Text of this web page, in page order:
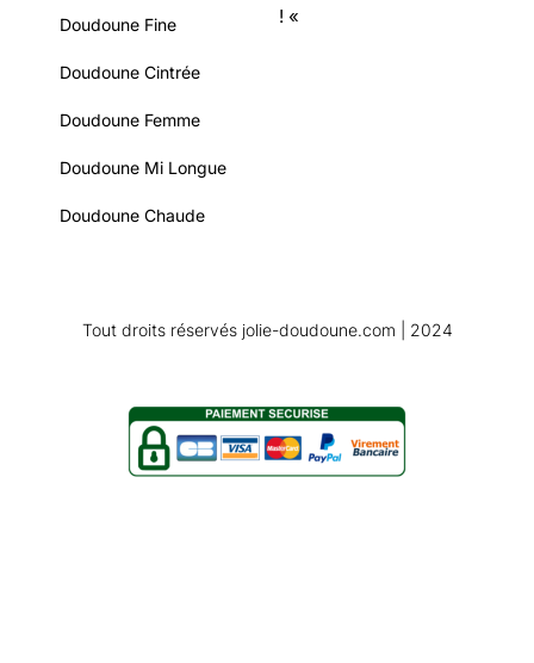
Doudoune Fine
Doudoune Cintrée
Doudoune Femme
Doudoune Mi Longue
Doudoune Chaude
! «
Tout droits réservés jolie-doudoune.com | 2024